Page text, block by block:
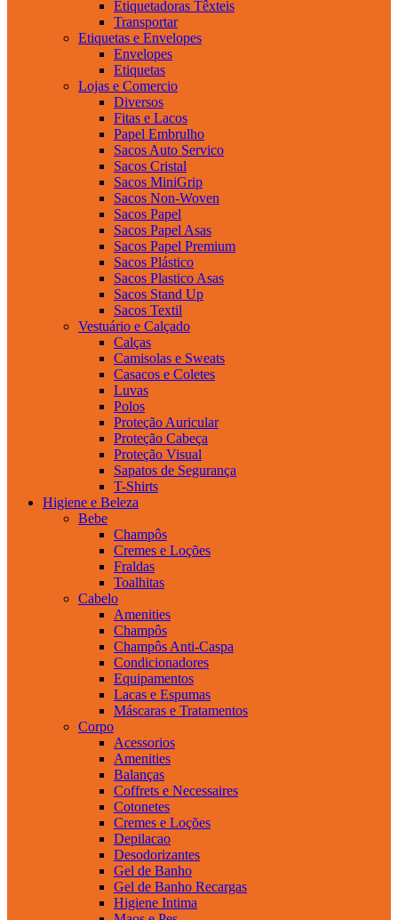
Etiquetadoras Têxteis
Transportar
Etiquetas e Envelopes
Envelopes
Etiquetas
Lojas e Comercio
Diversos
Fitas e Lacos
Papel Embrulho
Sacos Auto Servico
Sacos Cristal
Sacos MiniGrip
Sacos Non-Woven
Sacos Papel
Sacos Papel Asas
Sacos Papel Premium
Sacos Plástico
Sacos Plastico Asas
Sacos Stand Up
Sacos Textil
Vestuário e Calçado
Calças
Camisolas e Sweats
Casacos e Coletes
Luvas
Polos
Proteção Auricular
Proteção Cabeça
Proteção Visual
Sapatos de Segurança
T-Shirts
Higiene e Beleza
Bebe
Champôs
Cremes e Loções
Fraldas
Toalhitas
Cabelo
Amenities
Champôs
Champôs Anti-Caspa
Condicionadores
Equipamentos
Lacas e Espumas
Máscaras e Tratamentos
Corpo
Acessorios
Amenities
Balanças
Coffrets e Necessaires
Cotonetes
Cremes e Loções
Depilacao
Desodorizantes
Gel de Banho
Gel de Banho Recargas
Higiene Intima